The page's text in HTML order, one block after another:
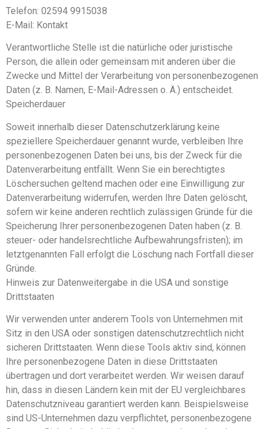
Telefon: 02594 9915038
E-Mail: Kontakt
Verantwortliche Stelle ist die natürliche oder juristische
Person, die allein oder gemeinsam mit anderen über die
Zwecke und Mittel der Verarbeitung von personenbezogenen
Daten (z. B. Namen, E-Mail-Adressen o. Ä.) entscheidet.
Speicherdauer
Soweit innerhalb dieser Datenschutzerklärung keine
speziellere Speicherdauer genannt wurde, verbleiben Ihre
personenbezogenen Daten bei uns, bis der Zweck für die
Datenverarbeitung entfällt. Wenn Sie ein berechtigtes
Löschersuchen geltend machen oder eine Einwilligung zur
Datenverarbeitung widerrufen, werden Ihre Daten gelöscht,
sofern wir keine anderen rechtlich zulässigen Gründe für die
Speicherung Ihrer personenbezogenen Daten haben (z. B.
steuer- oder handelsrechtliche Aufbewahrungsfristen); im
letztgenannten Fall erfolgt die Löschung nach Fortfall dieser
Gründe.
Hinweis zur Datenweitergabe in die USA und sonstige
Drittstaaten
Wir verwenden unter anderem Tools von Unternehmen mit
Sitz in den USA oder sonstigen datenschutzrechtlich nicht
sicheren Drittstaaten. Wenn diese Tools aktiv sind, können
Ihre personenbezogene Daten in diese Drittstaaten
übertragen und dort verarbeitet werden. Wir weisen darauf
hin, dass in diesen Ländern kein mit der EU vergleichbares
Datenschutzniveau garantiert werden kann. Beispielsweise
sind US-Unternehmen dazu verpflichtet, personenbezogene